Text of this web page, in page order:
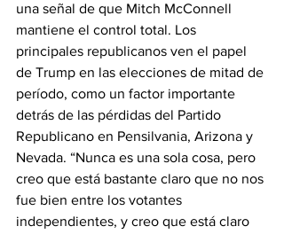
una señal de que Mitch McConnell
mantiene el control total. Los
principales republicanos ven el papel
de Trump en las elecciones de mitad de
período, como un factor importante
detrás de las pérdidas del Partido
Republicano en Pensilvania, Arizona y
Nevada. “Nunca es una sola cosa, pero
creo que está bastante claro que no nos
fue bien entre los votantes
independientes, y creo que está claro